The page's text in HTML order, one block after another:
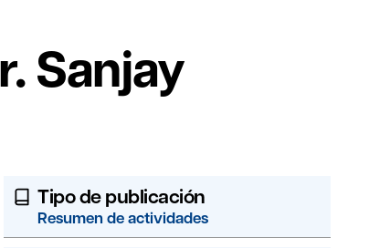
Sanjay
Tipo de publicación
Resumen de actividades